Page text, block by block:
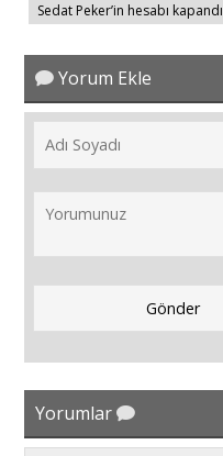
Sedat Peker’in hesabı kapandı
Yorum Ekle
Yorumlar